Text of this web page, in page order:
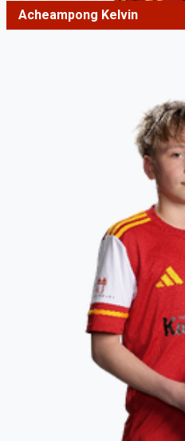
Acheampong Kelvin